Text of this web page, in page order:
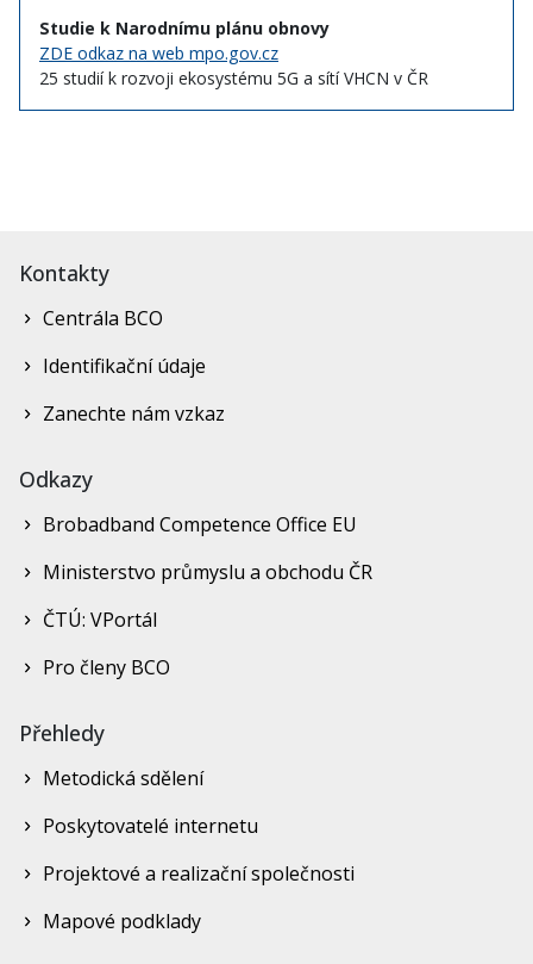
Studie k Narodnímu plánu obnovy
ZDE odkaz na web mpo.gov.cz
25 studií k rozvoji ekosystému 5G a sítí VHCN v ČR
Kontakty
Centrála BCO
Identifikační údaje
Zanechte nám vzkaz
Odkazy
Brobadband Competence Office EU
Ministerstvo průmyslu a obchodu ČR
ČTÚ: VPortál
Pro členy BCO
Přehledy
Metodická sdělení
Poskytovatelé internetu
Projektové a realizační společnosti
Mapové podklady